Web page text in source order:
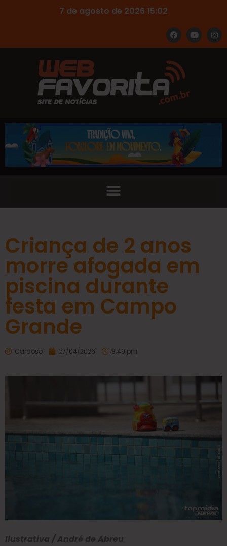
7 de agosto de 2026 15:02
Criança de 2 anos
morre afogada em
piscina durante
festa em Campo
Grande
Cardoso 27/04/2026 8:49 pm
Ilustrativa / André de Abreu